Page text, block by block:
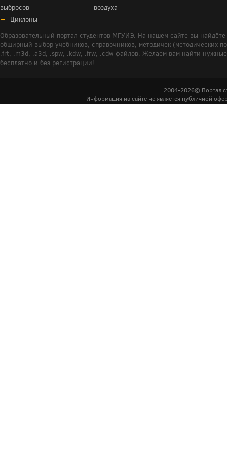
выбросов
воздуха
Циклоны
Образовательный портал студентов МГУИЭ. На нашем сайте вы
обширный выбор учебников, справочников, методичек (методических
.frt, .m3d, .a3d, .spw, .kdw, .frw, .cdw файлов. Желаем вам найти
бесплатно и без регистрации!
2004-2026© Портал
Информация на сайте не является публичной